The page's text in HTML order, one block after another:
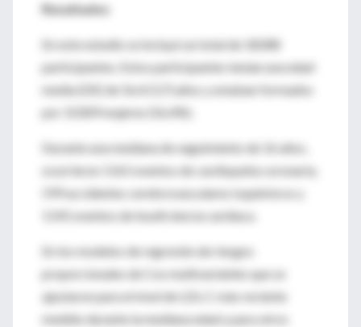
Resultados
En este estudio se incluyó un total de 18288
participantes. Estos participantes tenían una edad
media (DE) de 56,4 (3,7) años y estaban formados
por 10309 mujeres (56,4%).
Durante una mediana de seguimiento de 16 años,
ocurrieron 1165 eventos de cardiopatía coronaria,
599 accidentes cerebrovasculares isquémicos y
1145 eventos de insuficiencia cardíaca.
En los modelos de regresión de riesgos
proporcionales de Cox multivariables que se
ajustaron para el nivel de LDL-C más reciente
medido durante la mediana edad y para otros